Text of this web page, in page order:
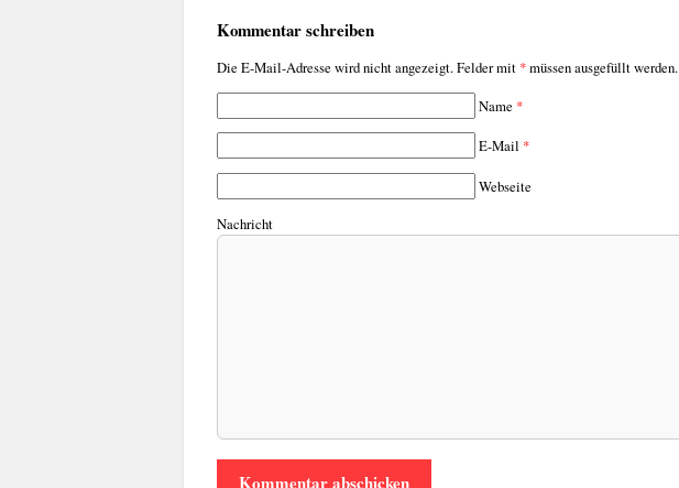
Kommentar schreiben
Die E-Mail-Adresse wird nicht angezeigt. Felder mit *müssen ausgefüllt werden.
Name *
E-Mail *
Webseite
Nachricht